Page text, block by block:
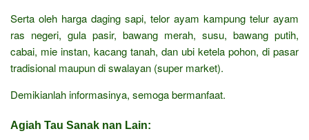
Serta oleh harga daging sapi, telor ayam kampung telur ayam
ras negeri, gula pasir, bawang merah, susu, bawang putih,
cabai, mie instan, kacang tanah, dan ubi ketela pohon, di pasar
tradisional maupun di swalayan (super market).
Demikianlah informasinya, semoga bermanfaat.
Agiah Tau Sanak nan Lain: